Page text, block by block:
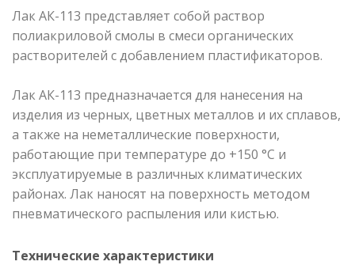
Лак АК-113 представляет собой раствор
полиакриловой смолы в смеси органических
растворителей с добавлением пластификаторов.
Лак АК-113 предназначается для нанесения на
изделия из черных, цветных металлов и их сплавов,
а также на неметаллические поверхности,
работающие при температуре до +150 °С и
эксплуатируемые в различных климатических
районах. Лак наносят на поверхность методом
пневматического распыления или кистью.
Технические характеристики